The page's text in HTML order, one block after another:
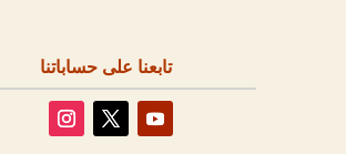
تابعنا على حساباتنا